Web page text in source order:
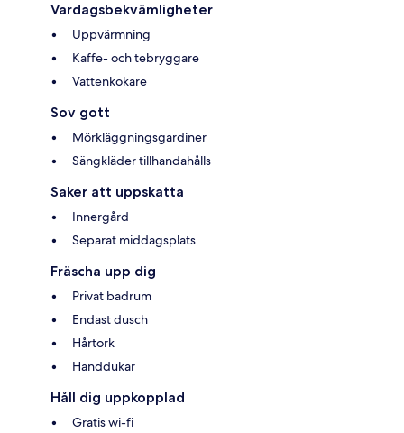
Vardagsbekvämligheter
Uppvärmning
Kaffe- och tebryggare
Vattenkokare
Sov gott
Mörkläggningsgardiner
Sängkläder tillhandahålls
Saker att uppskatta
Innergård
Separat middagsplats
Fräscha upp dig
Privat badrum
Endast dusch
Hårtork
Handdukar
Håll dig uppkopplad
Gratis wi-fi